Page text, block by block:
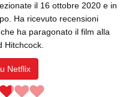
il 16 ottobre 2020 e in
Ha ricevuto recensioni
ha paragonato il film alla
Hitchcock.
Netflix